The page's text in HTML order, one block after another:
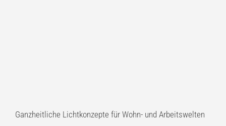
Ganzheitliche Lichtkonzepte für Wohn- und Arbeitswelten